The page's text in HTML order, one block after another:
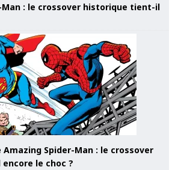
Man : le crossover historique tient-il
Amazing Spider-Man : le crossover
le choc ?